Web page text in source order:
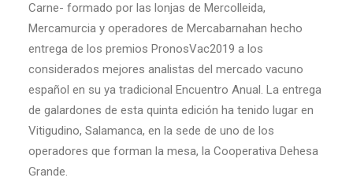
Carne- formado por las lonjas de Mercolleida,
Mercamurcia y operadores de Mercabarnahan hecho
entrega de los premios PronosVac2019 a los
considerados mejores analistas del mercado vacuno
español en su ya tradicional Encuentro Anual. La entrega
de galardones de esta quinta edición ha tenido lugar en
Vitigudino, Salamanca, en la sede de uno de los
operadores que forman la mesa, la Cooperativa Dehesa
Grande.